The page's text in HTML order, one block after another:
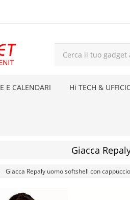
E CALENDARI Hi TECH &
Giacca
Giacca Repaly uomo softshell con cappuccio